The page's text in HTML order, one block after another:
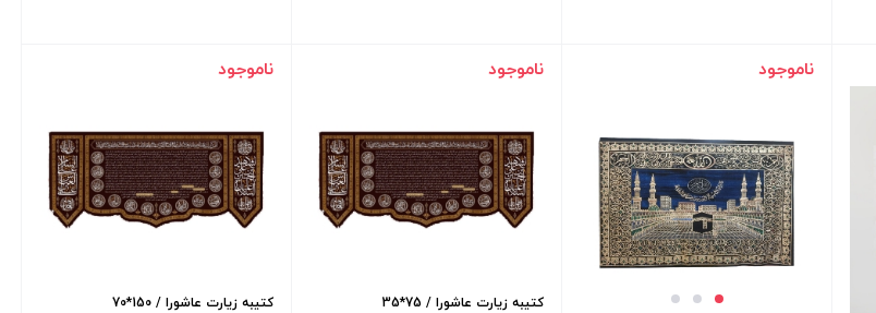
ناموجود ناموجود
کتیبه زیارت عاشورا / 75*35
ناموجود
کتیبه زیارت عاشورا / 150*70